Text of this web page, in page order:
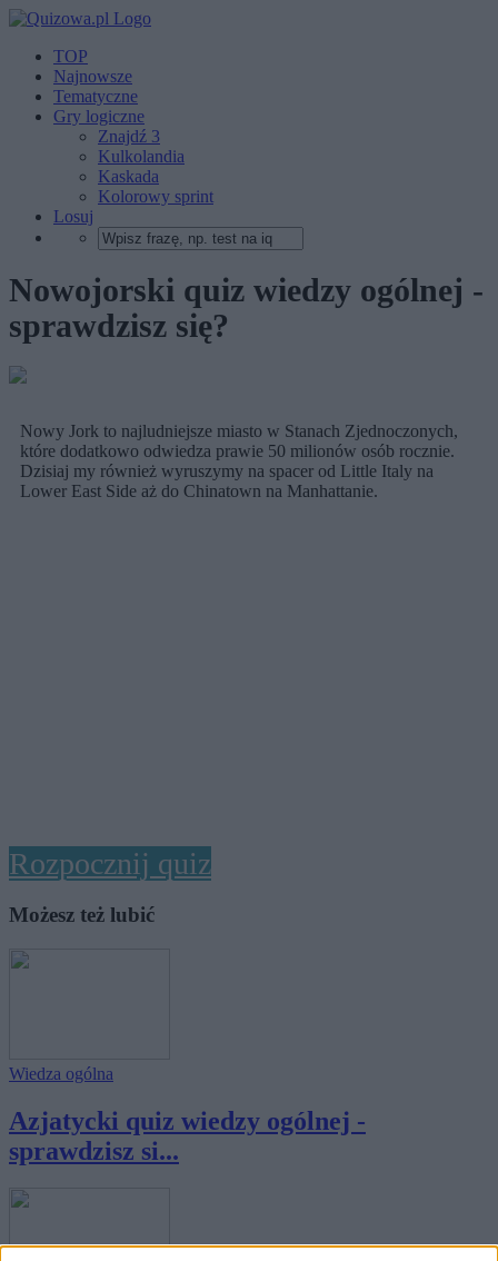
TOP
Najnowsze
Tematyczne
Gry logiczne
Znajdź 3
Kulkolandia
Kaskada
Kolorowy sprint
Losuj
Nowojorski quiz wiedzy ogólnej -
sprawdzisz się?
Nowy Jork to najludniejsze miasto w Stanach Zjednoczonych,
które dodatkowo odwiedza prawie 50 milionów osób rocznie.
Dzisiaj my również wyruszymy na spacer od Little Italy na
Lower East Side aż do Chinatown na Manhattanie.
Rozpocznij quiz
Możesz też lubić
Wiedza ogólna
Azjatycki quiz wiedzy ogólnej -
sprawdzisz si...